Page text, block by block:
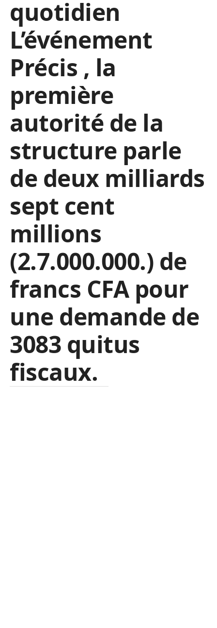
quotidien
L’événement
Précis , la
première
autorité de la
structure parle
de deux milliards
sept cent
millions
(2.7.000.000.) de
francs CFA pour
une demande de
3083 quitus
fiscaux.